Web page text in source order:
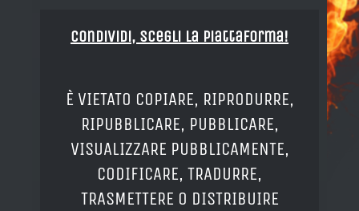
Condividi, Scegli la piattaforma!
È VIETATO COPIARE, RIPRODURRE,
RIPUBBLICARE, PUBBLICARE,
VISUALIZZARE PUBBLICAMENTE,
CODIFICARE, TRADURRE,
TRASMETTERE O DISTRIBUIRE